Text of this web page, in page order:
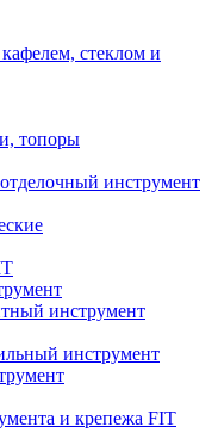
стеклом и
топоры
инструмент
инструмент
инструмент
и крепежа FIT